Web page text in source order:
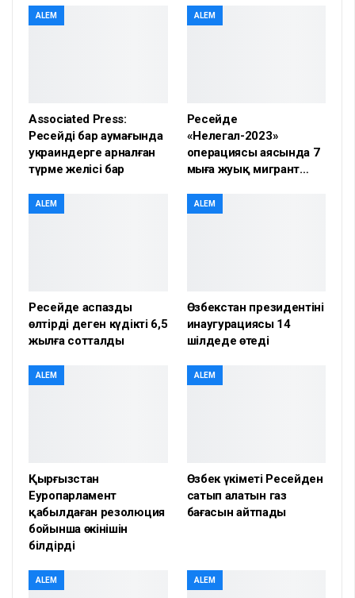
ALEM
Associated Press:
Ресейдің бар аумағында
украиндерге арналған
түрме желісі бар
ALEM
Ресейде
«Нелегал-2023»
операциясы аясында 7
мыңға жуық мигрант…
ALEM
Ресейде аспазды
өлтірді деген күдікті 6,5
жылға сотталды
ALEM
Өзбекстан президентінің
инаугурациясы 14
шілдеде өтеді
ALEM
Қырғызстан
Еуропарламент
қабылдаған резолюция
бойынша өкінішін
білдірді
ALEM
Өзбек үкіметі Ресейден
сатып алатын газ
бағасын айтпады
ALEM ALEM